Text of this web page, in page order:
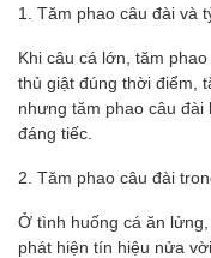
1. Tăm phao câu đài và
Khi câu cá lớn, tăm
thủ giật đúng thời điểm,
nhưng tăm phao câu
đáng tiếc.
2. Tăm phao câu đài
Ở tình huống cá ăn
phát hiện tín hiệu nửa